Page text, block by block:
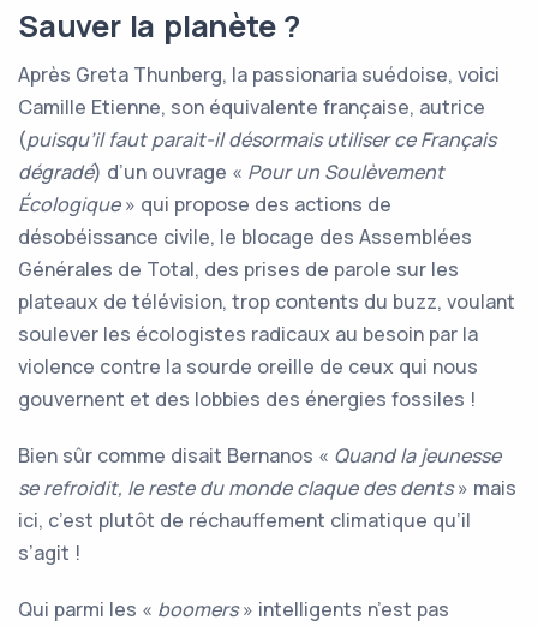
Sauver la planète ?
Après Greta Thunberg, la passionaria suédoise, voici
Camille Etienne, son équivalente française, autrice
(puisqu’il faut parait-il désormais utiliser ce Français
dégradé) d’un ouvrage « Pour un Soulèvement
Écologique» qui propose des actions de
désobéissance civile, le blocage des Assemblées
Générales de Total, des prises de parole sur les
plateaux de télévision, trop contents du buzz, voulant
soulever les écologistes radicaux au besoin par la
violence contre la sourde oreille de ceux qui nous
gouvernent et des lobbies des énergies fossiles !
Bien sûr comme disait Bernanos « Quand la jeunesse
se refroidit, le reste du monde claque des dents» mais
ici, c’est plutôt de réchauffement climatique qu’il
s’agit !
Qui parmi les « boomers» intelligents n’est pas